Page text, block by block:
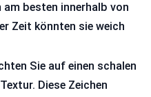
am besten innerhalb von
Zeit könnten sie weich
Sie auf einen schalen
Diese Zeichen